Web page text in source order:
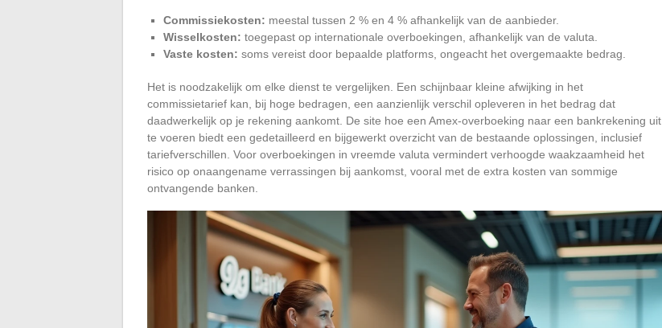
Commissiekosten: meestal tussen 2 % en 4 % afhankelijk van de aanbieder.
Wisselkosten: toegepast op internationale overboekingen, afhankelijk van de valuta.
Vaste kosten: soms vereist door bepaalde platforms, ongeacht het overgemaakte bedrag.
Het is noodzakelijk om elke dienst te vergelijken. Een schijnbaar kleine afwijking in het
commissietarief kan, bij hoge bedragen, een aanzienlijk verschil opleveren in het bedrag dat
daadwerkelijk op je rekening aankomt. De site hoe een Amex-overboeking naar een bankrekening uit
te voeren biedt een gedetailleerd en bijgewerkt overzicht van de bestaande oplossingen, inclusief
tariefverschillen. Voor overboekingen in vreemde valuta vermindert verhoogde waakzaamheid het
risico op onaangename verrassingen bij aankomst, vooral met de extra kosten van sommige
ontvangende banken.